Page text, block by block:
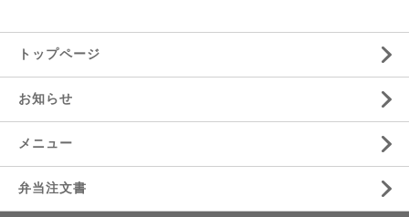
トップページ
お知らせ
メニュー
弁当注文書